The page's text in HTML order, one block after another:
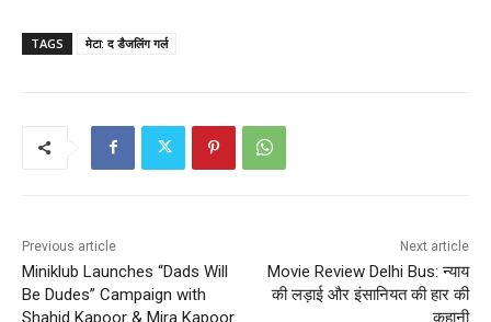
TAGS मेटा: द डैजलिंग गर्ल
Previous article
Miniklub Launches “Dads Will
Be Dudes” Campaign with
Shahid Kapoor & Mira Kapoor
Next article
Movie Review Delhi Bus: न्याय
की लड़ाई और इंसानियत की हार की
कहानी